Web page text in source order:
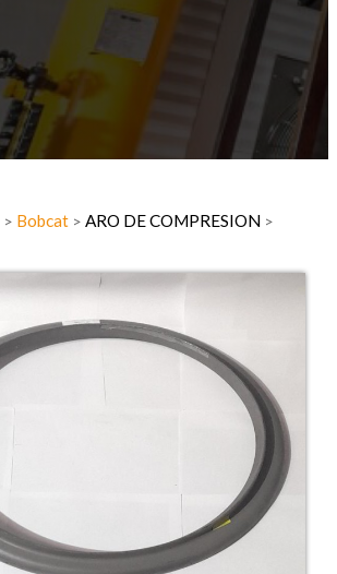
> Bobcat > ARO DE COMPRESION >